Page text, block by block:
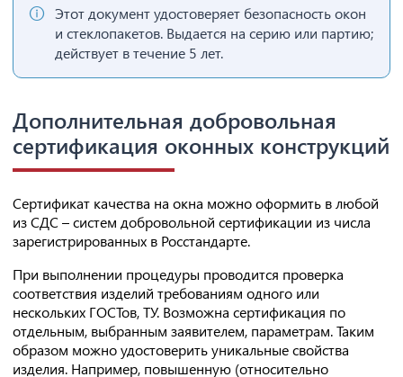
Этот документ удостоверяет безопасность окон
и стеклопакетов. Выдается на серию или партию;
действует в течение 5 лет.
Дополнительная добровольная
сертификация оконных конструкций
Сертификат качества на окна можно оформить в любой
из СДС – систем добровольной сертификации из числа
зарегистрированных в Росстандарте.
При выполнении процедуры проводится проверка
соответствия изделий требованиям одного или
нескольких ГОСТов, ТУ. Возможна сертификация по
отдельным, выбранным заявителем, параметрам. Таким
образом можно удостоверить уникальные свойства
изделия. Например, повышенную (относительно